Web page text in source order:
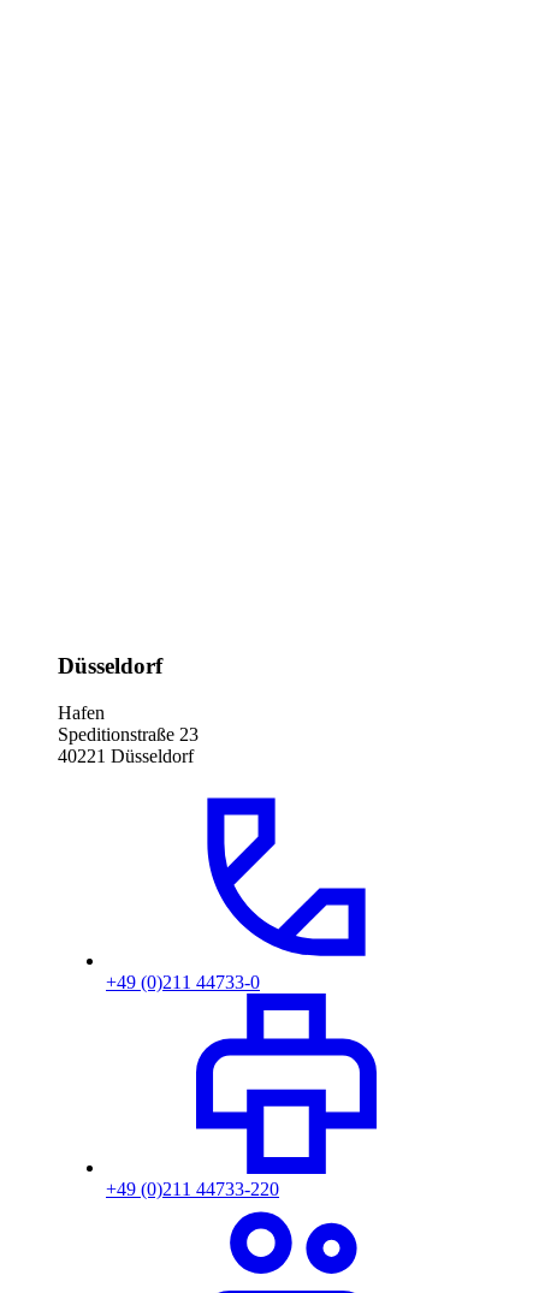
Düsseldorf
Hafen
Speditionstraße 23
40221 Düsseldorf
+49 (0)211 44733-0
+49 (0)211 44733-220